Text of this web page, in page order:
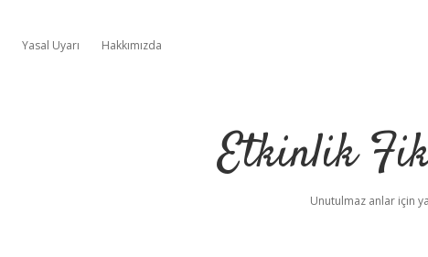
Yasal Uyarı Hakkımızda
Etkinlik
Unutulmaz anlar için